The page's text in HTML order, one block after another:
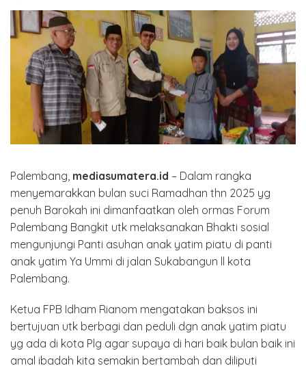
Palembang, mediasumatera.id – Dalam rangka
menyemarakkan bulan suci Ramadhan thn 2025 yg
penuh Barokah ini dimanfaatkan oleh ormas Forum
Palembang Bangkit utk melaksanakan Bhakti sosial
mengunjungi Panti asuhan anak yatim piatu di panti
anak yatim Ya Ummi di jalan Sukabangun ll kota
Palembang.
Ketua FPB Idham Rianom mengatakan baksos ini
bertujuan utk berbagi dan peduli dgn anak yatim piatu
yg ada di kota Plg agar supaya di hari baik bulan baik ini
amal ibadah kita semakin bertambah dan diliputi